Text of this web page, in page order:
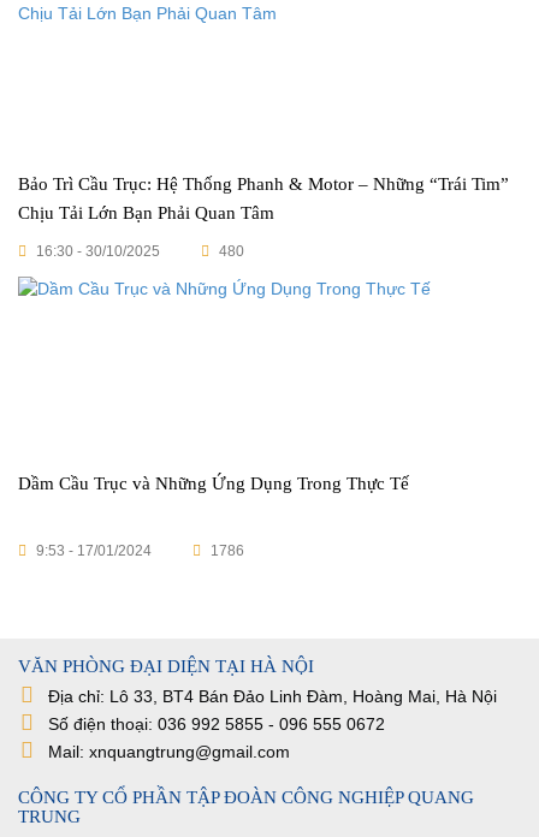
Bảo Trì Cầu Trục: Hệ Thống Phanh & Motor – Những “Trái Tim”
Chịu Tải Lớn Bạn Phải Quan Tâm
16:30 - 30/10/2025 480
Dầm Cầu Trục và Những Ứng Dụng Trong Thực Tế
9:53 - 17/01/2024 1786
VĂN PHÒNG ĐẠI DIỆN TẠI HÀ NỘI
Địa chỉ: Lô 33, BT4 Bán Đảo Linh Đàm, Hoàng Mai, Hà Nội
Số điện thoại: 036 992 5855 - 096 555 0672
Mail: xnquangtrung@gmail.com
CÔNG TY CỔ PHẦN TẬP ĐOÀN CÔNG NGHIỆP QUANG
TRUNG